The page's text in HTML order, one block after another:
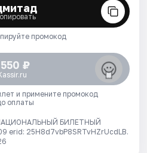
промокод
₽
и примените промокод
оплаты
БИЛЕТНЫЙ
erid: 25H8d7vbP8SRTvHZrUcdLB.